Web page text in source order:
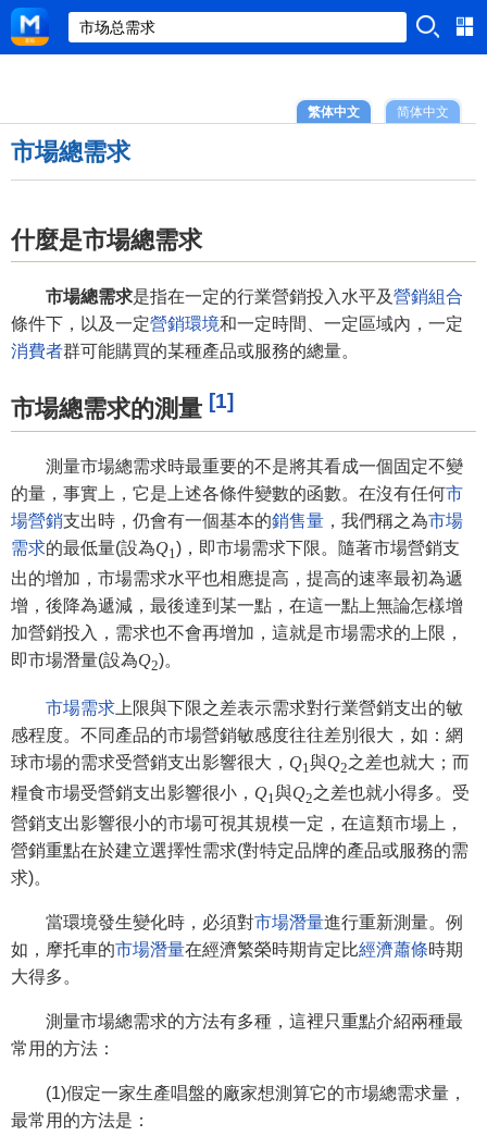
简体中文
繁体中文
市場總需求
什麼是市場總需求
市場總需求是指在一定的行業營銷投入水平及營銷組合
條件下，以及一定營銷環境和一定時間、一定區域內，一定
消費者群可能購買的某種產品或服務的總量。
市場總需求的測量 [1]
測量市場總需求時最重要的不是將其看成一個固定不變
的量，事實上，它是上述各條件變數的函數。在沒有任何市
場營銷支出時，仍會有一個基本的銷售量 ，我們稱之為市場
需求的最低量(設為Q1 )，即市場需求下限。隨著市場營銷支
出的增加，市場需求水平也相應提高，提高的速率最初為遞
增，後降為遞減，最後達到某一點，在這一點上無論怎樣增
加營銷投入，需求也不會再增加，這就是市場需求的上限，
即市場潛量(設為Q2)。
市場需求 上限與下限之差表示需求對行業營銷支出的敏
感程度。不同產品的市場營銷敏感度往往差別很大，如：網
球市場的需求受營銷支出影響很大， Q1與Q2之差也就大；而
糧食市場受營銷支出影響很小， Q1與Q2之差也就小得多。受
營銷支出影響很小的市場可視其規模一定，在這類市場上，
營銷重點在於建立選擇性需求(對特定品牌的產品或服務的需
求)。
當環境發生變化時，必須對市場潛量進行重新測量。例
如，摩托車的市場潛量在經濟繁榮時期肯定比經濟蕭條時期
大得多。
測量市場總需求的方法有多種，這裡只重點介紹兩種最
常用的方法：
(1)假定一家生產唱盤的廠家想測算它的市場總需求量，
最常用的方法是：